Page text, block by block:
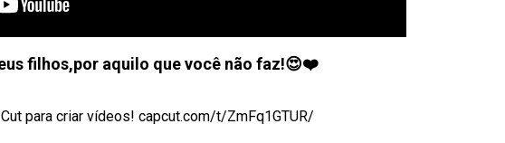
filhos,por aquilo que você não faz!😍❤️
para criar vídeos! capcut.com/t/ZmFq1GTUR/